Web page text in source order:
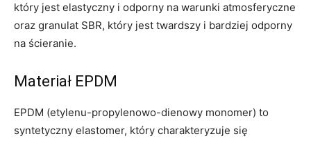
który jest elastyczny i odporny na warunki atmosferyczne
oraz granulat SBR, który jest twardszy i bardziej odporny
na ścieranie.
Materiał EPDM
EPDM (etylenu-propylenowo-dienowy monomer) to
syntetyczny elastomer, który charakteryzuje się